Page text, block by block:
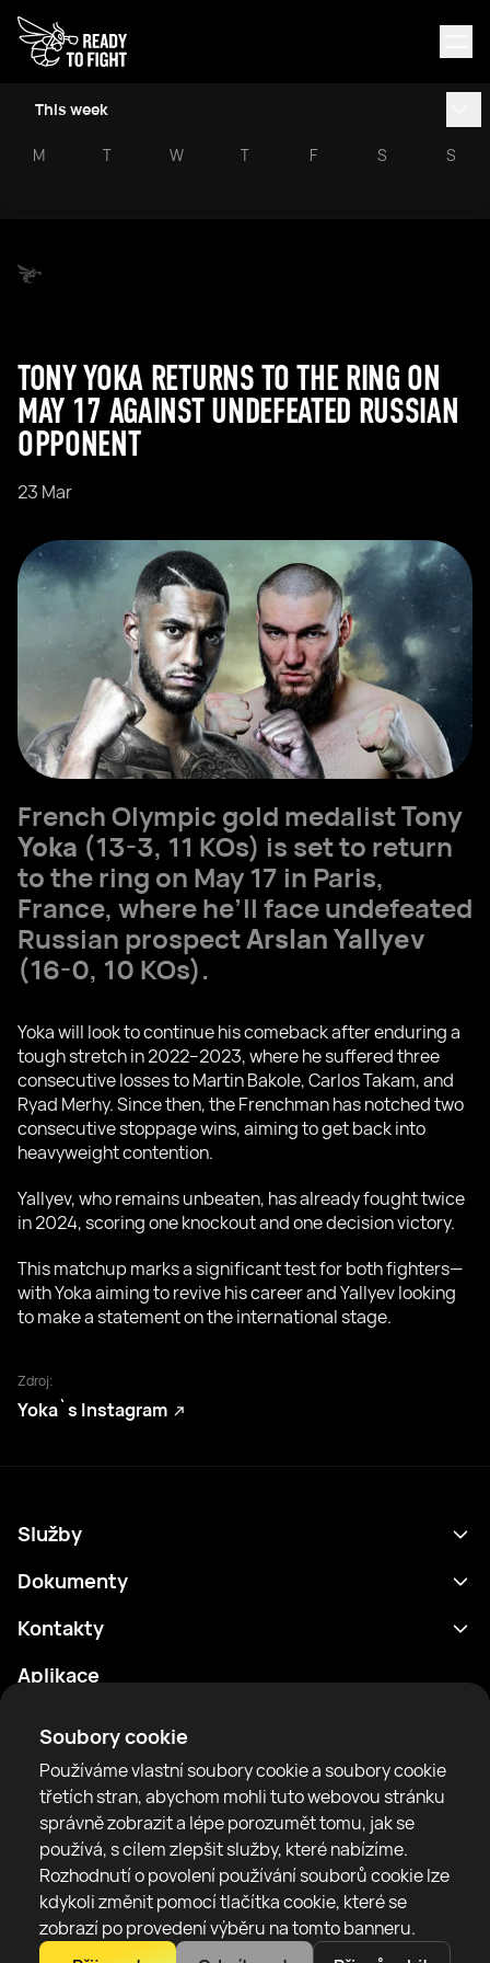
This week
M T W T F S S
Soubory cookie
Používáme vlastní soubory cookie a soubory cookie
třetích stran, abychom mohli tuto webovou stránku
správně zobrazit a lépe porozumět tomu, jak se
používá, s cílem zlepšit služby, které nabízíme.
Rozhodnutí o povolení používání souborů cookie lze
kdykoli změnit pomocí tlačítka cookie, které se
zobrazí po provedení výběru na tomto banneru.
TONY YOKA RETURNS TO THE RING ON
MAY 17 AGAINST UNDEFEATED RUSSIAN
OPPONENT
23 Mar
French Olympic gold medalistTony
Yoka (13-3, 11 KOs) is set to return
to the ring on May 17 in Paris,
France, where he’ll face undefeated
Russian prospectArslan Yallyev
(16-0, 10 KOs).
Yoka will look to continue his comeback after enduring a
tough stretch in 2022–2023, where he suffered three
consecutive losses to Martin Bakole, Carlos Takam, and
Ryad Merhy. Since then, the Frenchman has notched two
consecutive stoppage wins, aiming to get back into
heavyweight contention.
Yallyev, who remains unbeaten, has already fought twice
in 2024, scoring one knockout and one decision victory.
This matchup marks a significant test for both fighters—
with Yoka aiming to revive his career and Yallyev looking
to make a statement on the international stage.
Zdroj:
Yoka`s Instagram
RTF United service limited
6 Burrows court, Liverpool, United Kingdom
Služby
Program
Boxeři
Články
Sparring Finder
Dokumenty
Zásady ochrany osobních údajů
Pravidla komunity
Kontakty
support@rtfight.com
Aplikace